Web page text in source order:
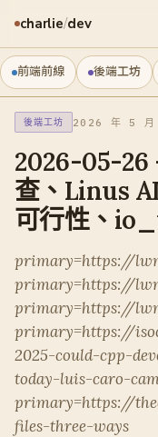
charlie/dev
前端前線 後端工坊
後端工坊 2026 年 5 月
2026-05-
查、Linus
可行性、
primary=https://
primary=https://
primary=https://
primary=https://
2025-could-cpp-
today-luis-caro-
primary=https://
files-three-ways